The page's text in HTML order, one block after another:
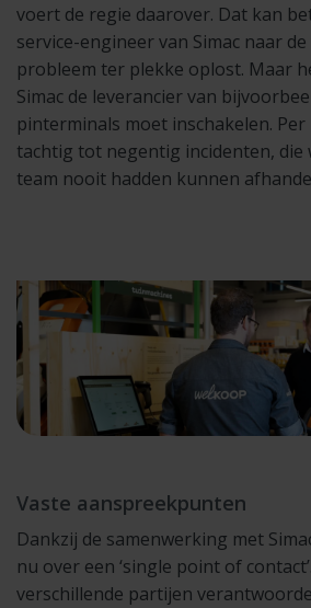
voert de regie daarover. Dat kan
service-engineer van Simac naar
probleem ter plekke oplost. Maar
Simac de leverancier van
pinterminals moet inschakelen.
tachtig tot negentig incidenten, die
team nooit hadden kunnen
Vaste aanspreekpunten
Dankzij de samenwerking met
nu over een ‘single point of
verschillende partijen